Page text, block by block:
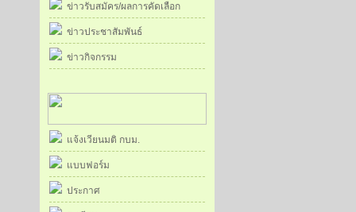
ข่าวรับสมัคร/ผลการคัดเลือก
ข่าวประชาสัมพันธ์
ข่าวกิจกรรม
แจ้งเวียนมติ กบม.
แบบฟอร์ม
ประกาศ